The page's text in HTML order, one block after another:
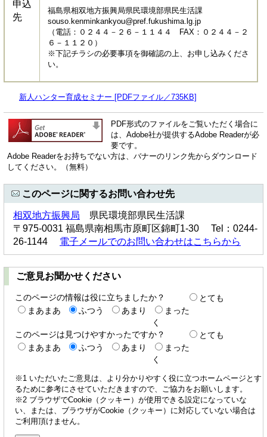
申込
先
福島県相双地方振興局県民環境部県民生活課
souso.kenminkankyou@pref.fukushima.lg.jp
（電話：０２４４－２６－１１４４ FAX：０２４４－２
６－１１２０）
※下記チラシの必要事項を御確認の上、お申し込みくださ
い。
新人ハンター育成セミナー [PDFファイル／735KB]
PDF形式のファイルをご覧いただく場合に
は、Adobe社が提供するAdobe Readerが必
要です。
Adobe Readerをお持ちでない方は、バナーのリンク先からダウンロード
してください。（無料）
このページに関するお問い合わせ先
相双地方振興局 県民環境部県民生活課
〒975-0031 福島県南相馬市原町区錦町1-30 Tel：0244-
26-1144 電子メールでのお問い合わせはこちらから
ご意見お聞かせください
このページの情報は役に立ちましたか？
とても
まあまあ
ふつう あまり
まった
く
このページは見つけやすかったですか？
とても
まあまあ
ふつう あまり
まった
く
※1 いただいたご意見は、より分かりやすく役に立つホームページとす
るために参考にさせていただきますので、ご協力をお願いします。
※2 ブラウザでCookie（クッキー）が使用できる設定になっていな
い、または、ブラウザがCookie（クッキー）に対応していない場合は
ご利用頂けません。